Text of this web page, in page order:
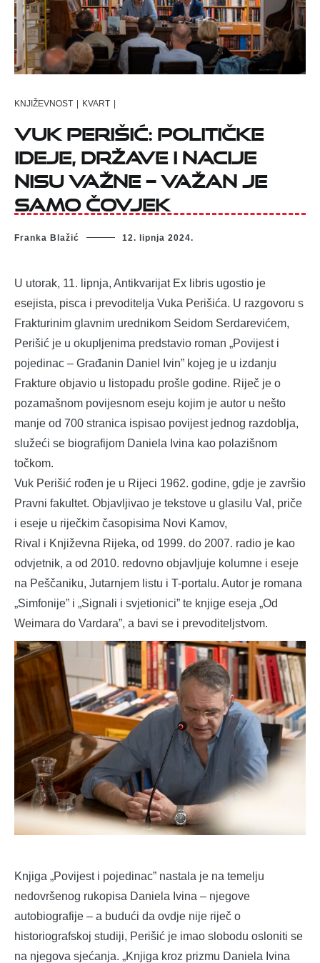
KNJIŽEVNOST | KVART |
Vuk Perišić: Političke
ideje, države i nacije
nisu važne – važan je
samo čovjek
Franka Blažić 12. lipnja 2024.
U utorak, 11. lipnja, Antikvarijat Ex libris ugostio je
esejista, pisca i prevoditelja Vuka Perišića. U razgovoru s
Frakturinim glavnim urednikom Seidom Serdarevićem,
Perišić je u okupljenima predstavio roman „Povijest i
pojedinac – Građanin Daniel Ivin” kojeg je u izdanju
Frakture objavio u listopadu prošle godine. Riječ je o
pozamašnom povijesnom eseju kojim je autor u nešto
manje od 700 stranica ispisao povijest jednog razdoblja,
služeći se biografijom Daniela Ivina kao polazišnom
točkom.
Vuk Perišić rođen je u Rijeci 1962. godine, gdje je završio
Pravni fakultet. Objavljivao je tekstove u glasilu Val, priče
i eseje u riječkim časopisima Novi Kamov,
Rival i Književna Rijeka, od 1999. do 2007. radio je kao
odvjetnik, a od 2010. redovno objavljuje kolumne i eseje
na Peščaniku, Jutarnjem listu i T-portalu. Autor je romana
„Simfonije” i „Signali i svjetionici” te knjige eseja „Od
Weimara do Vardara”, a bavi se i prevoditeljstvom.
Knjiga „Povijest i pojedinac” nastala je na temelju
nedovršenog rukopisa Daniela Ivina – njegove
autobiografije – a budući da ovdje nije riječ o
historiografskoj studiji, Perišić je imao slobodu osloniti se
na njegova sjećanja. „Knjiga kroz prizmu Daniela Ivina